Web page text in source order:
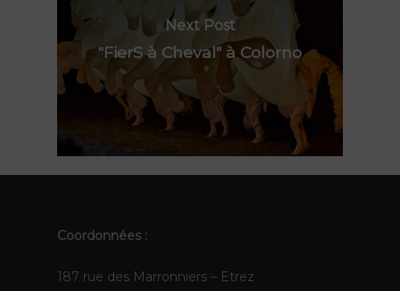
Next Post
"FierS à Cheval" à Colorno
Coordonnées :
187 rue des Marronniers – Etrez
Polynie
Contact
FR
EN